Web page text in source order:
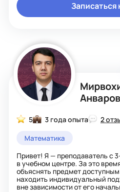
Записаться
5 3 года опыта
2
Математика
Привет! Я — преподаватель с
в учебном центре. За это
объяснять предмет
находить индивидуальный
вне зависимости от его